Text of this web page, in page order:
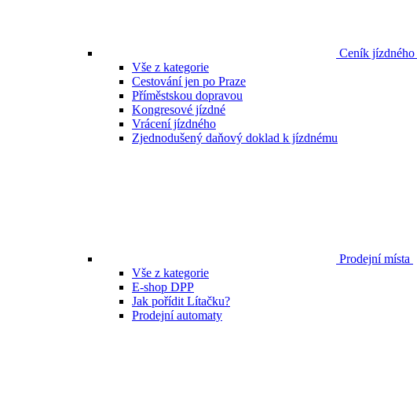
Ceník jízdného
Vše z kategorie
Cestování jen po Praze
Příměstskou dopravou
Kongresové jízdné
Vrácení jízdného
Zjednodušený daňový doklad k jízdnému
Prodejní místa
Vše z kategorie
E-shop DPP
Jak pořídit Lítačku?
Prodejní automaty